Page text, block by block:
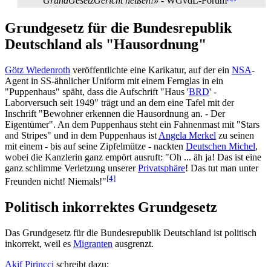
Grundgesetz für die Bundesrepublik
Deutschland als "Hausordnung"
Götz Wiedenroth veröffentlichte eine Karikatur, auf der ein NSA-
Agent in SS-ähnlicher Uniform mit einem Fernglas in ein
"Puppenhaus" späht, dass die Aufschrift "Haus 'BRD' -
Laborversuch seit 1949" trägt und an dem eine Tafel mit der
Inschrift "Bewohner erkennen die Hausordnung an. - Der
Eigentümer". An dem Puppenhaus steht ein Fahnenmast mit "Stars
and Stripes" und in dem Puppenhaus ist Angela Merkel zu seinen
mit einem - bis auf seine Zipfelmütze - nackten Deutschen Michel,
wobei die Kanzlerin ganz empört ausruft: "Oh ... äh ja! Das ist eine
ganz schlimme Verletzung unsererPrivatsphäre! Das tut man unter
Freunden nicht! Niemals!"[4]
Politisch inkorrektes Grundgesetz
Das Grundgesetz für die Bundesrepublik Deutschland ist politisch
inkorrekt, weil es Migranten ausgrenzt.
Akif Pirinçci schreibt dazu: